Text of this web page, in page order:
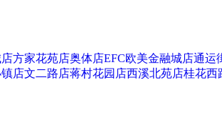
方家花苑店奥体店EFC欧美金融城店通运
店文二路店蒋村花园店西溪北苑店桂花西